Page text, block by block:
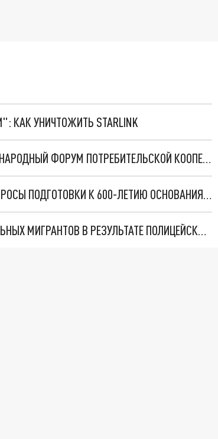
КАК УНИЧТОЖИТЬ STARLINK
В АРХАНГЕЛЬСКЕ В 2025 ГОДУ ПРОЙДЕТ МЕЖДУНАРОДНЫЙ ФОРУМ ПОТРЕБИТЕЛЬСКОЙ КООПЕРАЦИИ
ГЛАВА АРХАНГЕЛЬСКОЙ ОБЛАСТИ ОБСУДИЛ ВОПРОСЫ ПОДГОТОВКИ К 600-ЛЕТИЮ ОСНОВАНИЯ ПОСЕЛЕНИЯ НА СОЛОВКАХ
В АРХАНГЕЛЬСКОЙ ОБЛАСТИ ПОЙМАЛИ НЕЛЕГАЛЬНЫХ МИГРАНТОВ В РЕЗУЛЬТАТЕ ПОЛИЦЕЙСКИХ РЕЙДОВ